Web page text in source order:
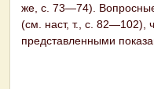
же, с. 73—74). Вопросные
(см. наст, т., с. 82—102),
представленными